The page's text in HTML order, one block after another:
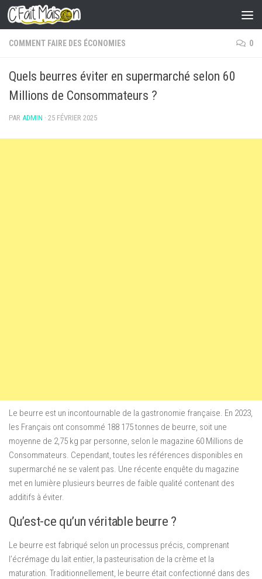
Skip to content
COMMENT FAIRE DES ÉCONOMIES 0
Quels beurres éviter en supermarché selon 60
Millions de Consommateurs ?
PAR ADMIN · 25 FÉVRIER 2025
Le beurre est un incontournable de la gastronomie française. En 2023,
les Français ont consommé 188 175 tonnes de beurre, soit une
moyenne de 2,75 kg par personne, selon le magazine 60 Millions de
Consommateurs. Cependant, toutes les références disponibles en
supermarché ne se valent pas. Une récente enquête du magazine
met en lumière plusieurs beurres de faible qualité contenant des
additifs à éviter.
Qu’est-ce qu’un véritable beurre ?
Le beurre est fabriqué selon un processus précis, comprenant
l’écrémage du lait entier, la pasteurisation de la crème et la
maturation. Traditionnellement, le beurre était confectionné dans des